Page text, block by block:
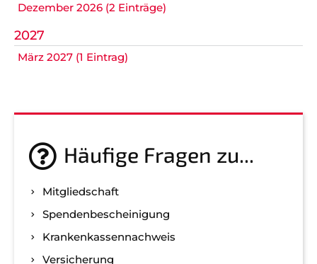
Dezember 2026 (2 Einträge)
2027
März 2027 (1 Eintrag)
Häufige Fragen zu...
Mitgliedschaft
Spenden­bescheinigung
Kranken­kassen­nachweis
Versicherung